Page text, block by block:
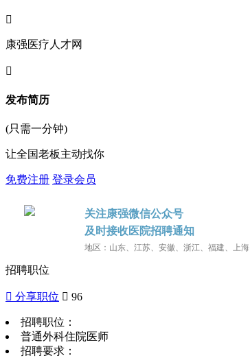

康强医疗人才网

发布简历
(只需一分钟)
让全国老板主动找你
免费注册 登录会员
关注康强微信公众号
及时接收医院招聘通知
地区：山东、江苏、安徽、浙江、福建、上海
招聘职位
 分享职位  96
招聘职位：
普通外科住院医师
招聘要求：